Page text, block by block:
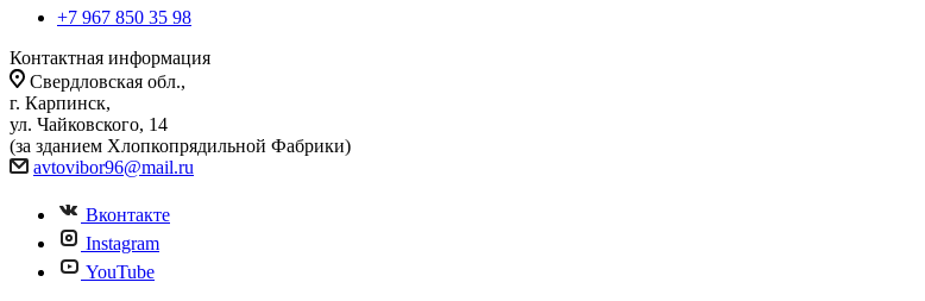
+7 967 850 35 98
Контактная информация
Свердловская обл.,
г. Карпинск,
ул. Чайковского, 14
(за зданием Хлопкопрядильной Фабрики)
avtovibor96@mail.ru
Вконтакте
Instagram
YouTube